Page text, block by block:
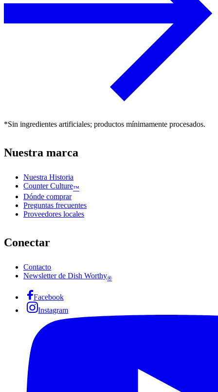
*Sin ingredientes artificiales; productos mínimamente procesados.
Nuestra marca
Nuestra Historia
Counter Culture™
Dónde comprar
Preguntas frecuentes
Proveedores locales
Conectar
Contacto
Newsletter de Dish Worthy®
Facebook
Instagram